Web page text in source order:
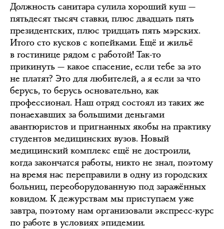
Должность санитара сулила хороший куш —
пятьдесят тысяч ставки, плюс двадцать пять
президентских, плюс тридцать пять мэрских.
Итого сто кусков с копейками. Ещё и жильё
в гостинице рядом с работой! Так-то
прикинуть — какое спасение, если тебе за это
не платят? Это для любителей, а я если за что
берусь, то берусь основательно, как
профессионал. Наш отряд состоял из таких же
понаехавших за большими деньгами
авантюристов и пригнанных якобы на практику
студентов медицинских вузов. Новый
медицинский комплекс ещё не достроили,
когда закончатся работы, никто не знал, поэтому
на время нас переправили в одну из городских
больниц, переоборудованную под заражённых
ковидом. К дежурствам мы приступаем уже
завтра, поэтому нам организовали экспресс-курс
по работе в условиях эпидемии.